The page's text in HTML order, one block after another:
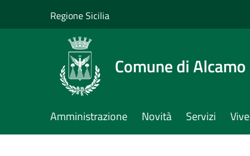
Regione Sicilia
Comune di Alcamo
Amministrazione Novità Servizi